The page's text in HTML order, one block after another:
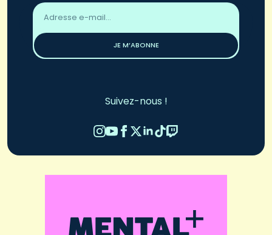
Adresse
email
JE M’ABONNE
Suivez-nous !